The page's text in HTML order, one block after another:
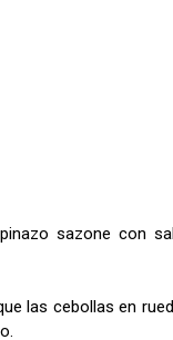
sazone con
las cebollas en